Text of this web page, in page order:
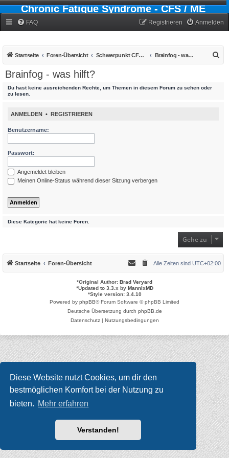
Diese Website nutzt Cookies, um dir den
bestmöglichen Komfort bei der Nutzung zu
bieten. Mehr erfahren
Verstanden!
Chronic Fatigue Syndrome - CFS / ME
FAQ Anmelden
Registrieren
Startseite Foren-Übersicht Schwerpunkt CFS - Chronic-Fatigue-Syndrom Brainfog - was hilft?
Brainfog - was hilft?
Du hast keine ausreichenden Rechte, um Themen in diesem Forum zu sehen oder
zu lesen.
ANMELDEN • REGISTRIEREN
Benutzername:
Passwort:
Angemeldet bleiben
Meinen Online-Status während dieser Sitzung verbergen
Diese Kategorie hat keine Foren.
Gehe zu
Startseite Foren-Übersicht Alle Zeiten sind UTC+02:00
*Original Author: Brad Veryard
*Updated to 3.3.x by MannixMD
*Style version: 3.4.10
Powered by phpBB® Forum Software © phpBB Limited
Deutsche Übersetzung durch phpBB.de
Datenschutz| Nutzungsbedingungen